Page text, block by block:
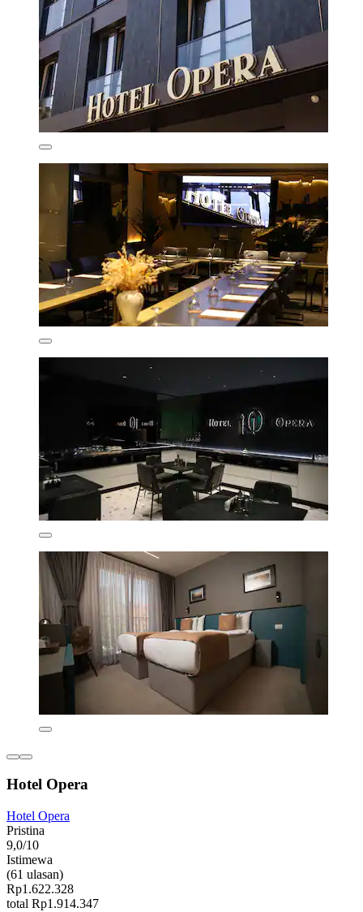
Hotel Opera
Hotel Opera
Pristina
9,0/10
Istimewa
(61 ulasan)
Rp1.622.328
total Rp1.914.347